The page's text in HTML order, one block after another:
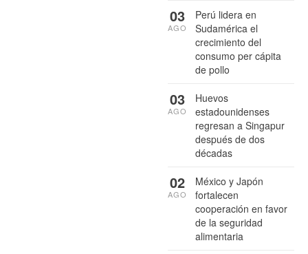
Perú lidera en
Sudamérica el
crecimiento del
consumo per cápita
de pollo
03
AGO
Huevos
estadounidenses
regresan a Singapur
después de dos
décadas
03
AGO
México y Japón
fortalecen
cooperación en favor
de la seguridad
alimentaria
02
AGO